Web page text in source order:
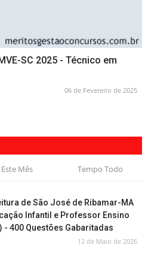
SC 2025 - Técnico em
06 de Fevereiro de 2025
Este Mês Tempo Todo
de São José de Ribamar-MA
Infantil e Professor Ensino
400 Questões Gabaritadas
12 de Maio de 2026